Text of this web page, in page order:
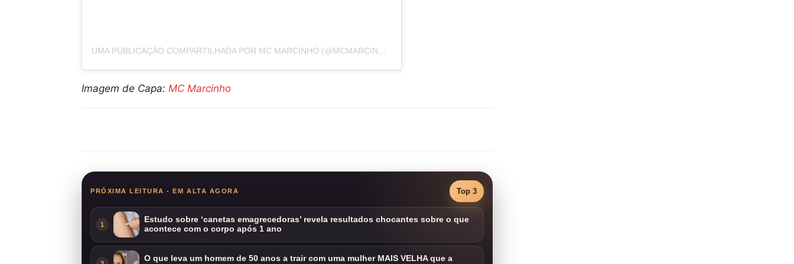
UMA PUBLICAÇÃO COMPARTILHADA POR MC MARCINHO (@MCMARCINHO)
Imagem de Capa: MC Marcinho
PRÓXIMA LEITURA - EM ALTA AGORA Top 3
1
Estudo sobre ‘canetas emagrecedoras’ revela resultados chocantes sobre o que
acontece com o corpo após 1 ano
O que leva um homem de 50 anos a trair com uma mulher MAIS VELHA que a